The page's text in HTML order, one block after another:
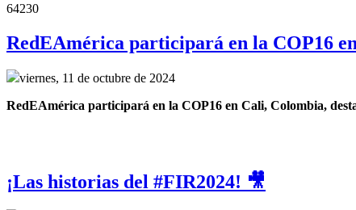
64230
RedEAmérica participará en la COP16
viernes, 11 de octubre de 2024
RedEAmérica participará en la COP16 en Cali, Colombia,
¡Las historias del #FIR2024! 🎥